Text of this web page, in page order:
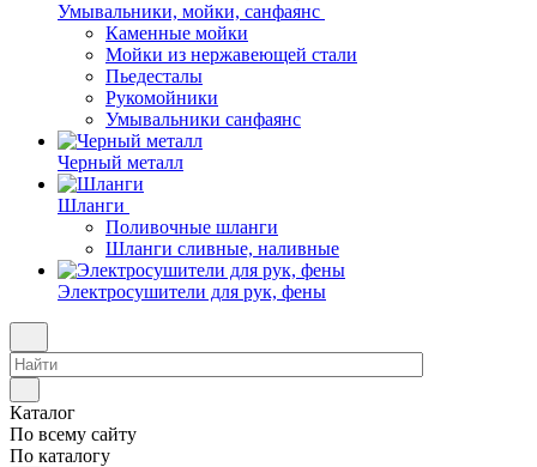
Умывальники, мойки, санфаянс
Каменные мойки
Мойки из нержавеющей стали
Пьедесталы
Рукомойники
Умывальники санфаянс
Черный металл
Шланги
Поливочные шланги
Шланги сливные, наливные
Электросушители для рук, фены
Каталог
По всему сайту
По каталогу